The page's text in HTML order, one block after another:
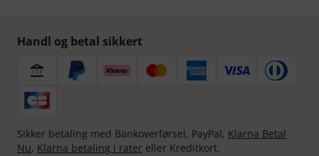
Handl og betal sikkert
Sikker betaling med Bankoverførsel, PayPal, Klarna Betal
Nu, Klarna betaling i rater eller Kreditkort.